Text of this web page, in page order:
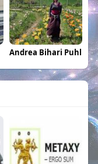
Andrea Bihari Puhl